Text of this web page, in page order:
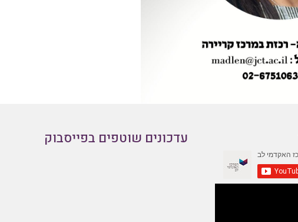
עדכונים שוטפים בפייסבוק